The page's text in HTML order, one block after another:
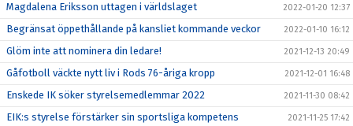
Magdalena Eriksson uttagen i världslaget 2022-01-20 12:37
Begränsat öppethållande på kansliet kommande veckor 2022-01-10 16:12
Glöm inte att nominera din ledare! 2021-12-13 20:49
Gåfotboll väckte nytt liv i Rods 76-åriga kropp 2021-12-01 16:48
Enskede IK söker styrelsemedlemmar 2022 2021-11-30 08:42
EIK:s styrelse förstärker sin sportsliga kompetens 2021-11-25 17:42